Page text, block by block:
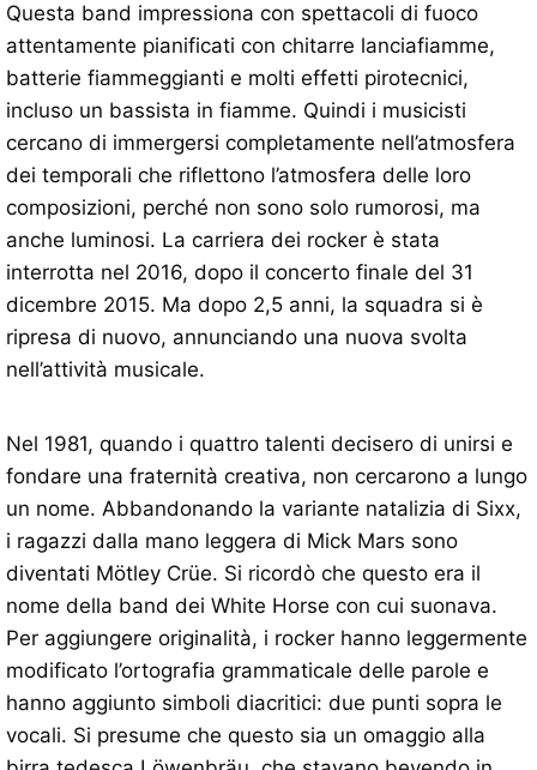
Questa band impressiona con spettacoli di fuoco
attentamente pianificati con chitarre lanciafiamme,
batterie fiammeggianti e molti effetti pirotecnici,
incluso un bassista in fiamme. Quindi i musicisti
cercano di immergersi completamente nell’atmosfera
dei temporali che riflettono l’atmosfera delle loro
composizioni, perché non sono solo rumorosi, ma
anche luminosi. La carriera dei rocker è stata
interrotta nel 2016, dopo il concerto finale del 31
dicembre 2015. Ma dopo 2,5 anni, la squadra si è
ripresa di nuovo, annunciando una nuova svolta
nell’attività musicale.
Nel 1981, quando i quattro talenti decisero di unirsi e
fondare una fraternità creativa, non cercarono a lungo
un nome. Abbandonando la variante natalizia di Sixx,
i ragazzi dalla mano leggera di Mick Mars sono
diventati Mötley Crüe. Si ricordò che questo era il
nome della band dei White Horse con cui suonava.
Per aggiungere originalità, i rocker hanno leggermente
modificato l’ortografia grammaticale delle parole e
hanno aggiunto simboli diacritici: due punti sopra le
vocali. Si presume che questo sia un omaggio alla